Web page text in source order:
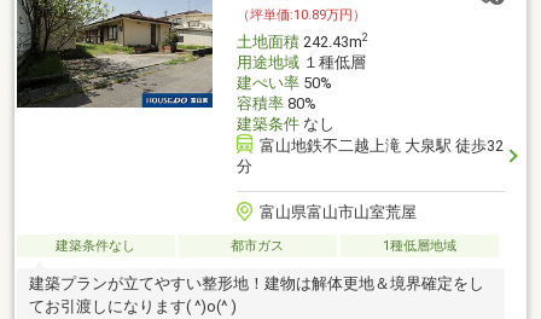
（坪単価:10.89万円）
土地面積242.43m2
用途地域１種低層
建ぺい率50%
容積率80%
建築条件なし
富山地鉄不二越上滝 大泉駅 徒歩32
分
富山県富山市山室荒屋
建築条件なし 都市ガス 1種低層地域
建築プランが立てやすい整形地！建物は解体更地＆境界確定をし
てお引渡しになります( ^)o(^ )